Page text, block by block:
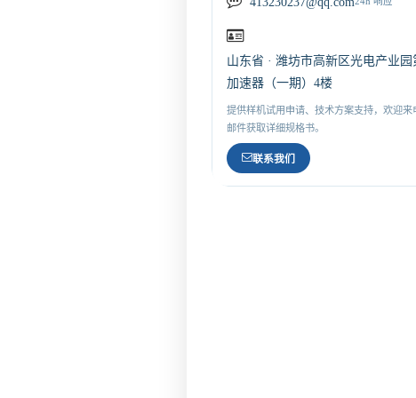
山东省 · 潍坊市高新区光电产业园
加速器（一期）4楼
提供样机试用申请、技术方案支持，欢迎来
邮件获取详细规格书。
联系我们